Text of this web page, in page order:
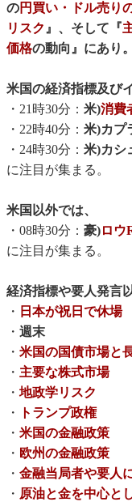
の円買い・ドル売り
リスク』、そして『
価格の動向』にあり。
米国の経済指標及び
・21時30分： 米)消費
・22時40分： 米)カプ
・24時30分： 米)カシ
に注目が集まる。
米国以外では、
・08時30分： 豪)ロウ
に注目が集まる。
経済指標や要人発言
・ 日本が祝日で休場
・ 週末
・ 米国の国債市場と
・ 主要な株式市場
・ 地政学リスク
・
トランプ政権
・ 米国の金融政策
・ 欧州の金融政策
・ 金融当局者や要人
・ 原油と金を中心と